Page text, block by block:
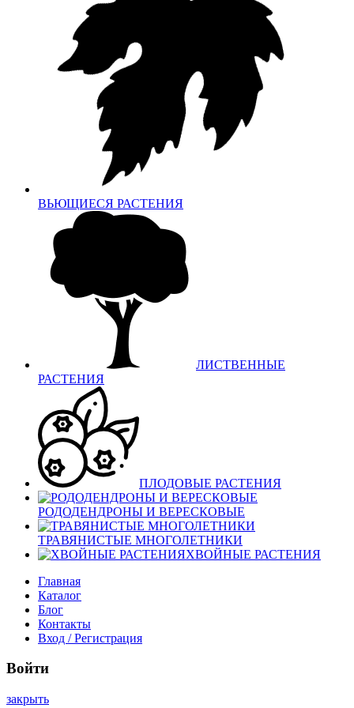
ВЬЮЩИЕСЯ РАСТЕНИЯ
ЛИСТВЕННЫЕ
РАСТЕНИЯ
ПЛОДОВЫЕ РАСТЕНИЯ
РОДОДЕНДРОНЫ И ВЕРЕСКОВЫЕ
ТРАВЯНИСТЫЕ МНОГОЛЕТНИКИ
ХВОЙНЫЕ РАСТЕНИЯ
Главная
Каталог
Блог
Контакты
Вход / Регистрация
Войти
закрыть